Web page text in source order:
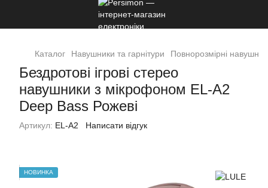
Каталог Навушники та гарнітури Повнорозмірні
Бездротові ігрові стерео
навушники з мікрофоном EL-A2
Deep Bass Рожеві
Артикул: EL-A2 Написати відгук
НОВИНКА